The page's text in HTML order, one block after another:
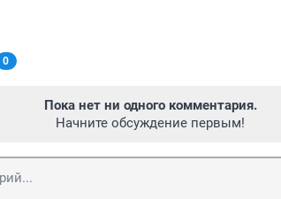
0
Пока нет ни одного комментария.
Начните обсуждение первым!